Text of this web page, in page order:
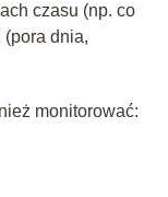
czasu (np. co
dnia,
monitorować: